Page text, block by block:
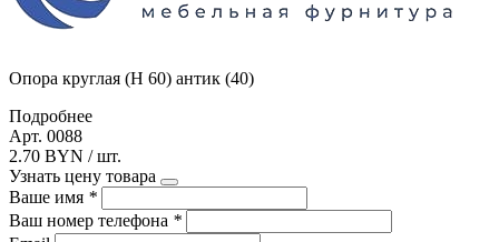
Опора круглая (Н 60) антик (40)
Подробнее
Арт. 0088
2.70 BYN / шт.
Узнать цену товара
Ваше имя *
Ваш номер телефона *